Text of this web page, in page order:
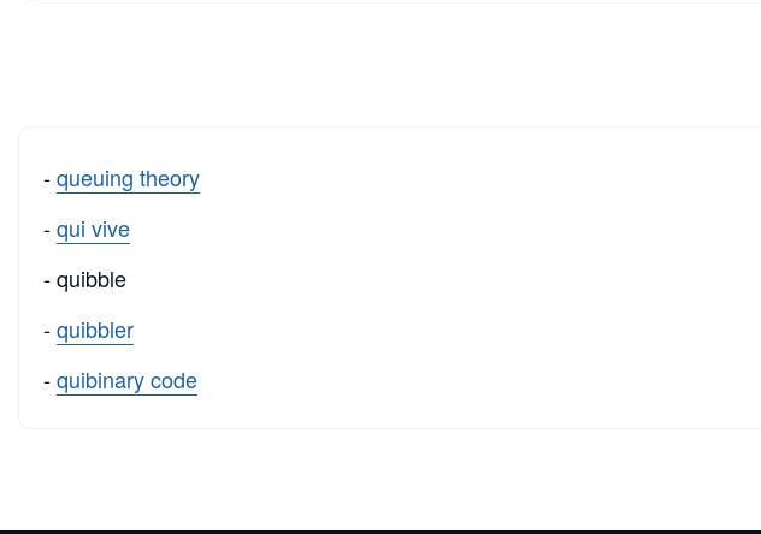
-queuing theory
-qui vive
- quibble
-quibbler
-quibinary code